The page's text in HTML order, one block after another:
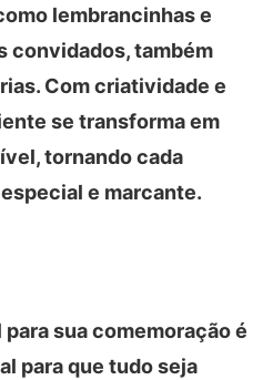
lembrancinhas e
convidados, também
Com criatividade e
se transforma em
tornando cada
e marcante.
sua comemoração é
para que tudo seja